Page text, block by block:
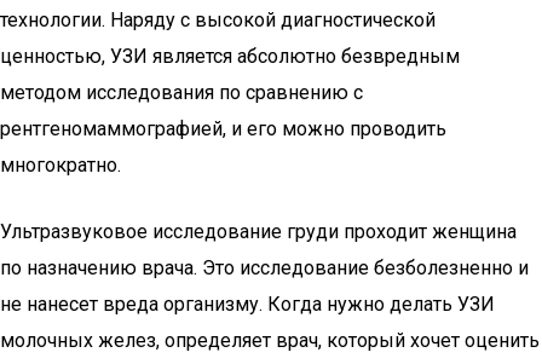
технологии. Наряду с высокой диагностической
ценностью, УЗИ является абсолютно безвредным
методом исследования по сравнению с
рентгеномаммографией, и его можно проводить
многократно.
Ультразвуковое исследование груди проходит женщина
по назначению врача. Это исследование безболезненно и
не нанесет вреда организму. Когда нужно делать УЗИ
молочных желез, определяет врач, который хочет оценить